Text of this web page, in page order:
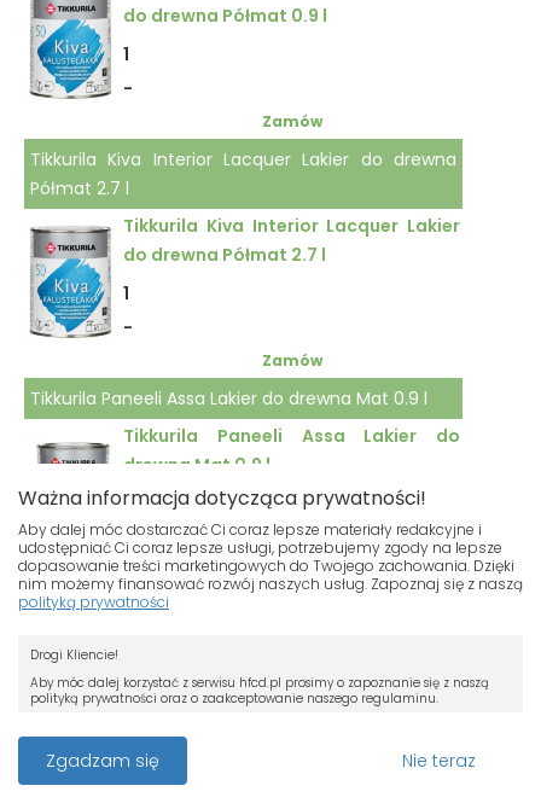
do drewna Półmat 0.9 l
1
-
Zamów
Tikkurila Kiva Interior Lacquer Lakier do drewna
Półmat 2.7 l
Tikkurila Kiva Interior Lacquer Lakier
do drewna Półmat 2.7 l
1
-
Zamów
Tikkurila Paneeli Assa Lakier do drewna Mat 0.9 l
Tikkurila Paneeli Assa Lakier do
drewna Mat 0.9 l
1
-
Zamów
Tikkurila Paneeli Assa Lakier do drewna Mat 2.7 l
drewna Mat 2.7 l
zapisywane na Twoim dysku zmień
ustawienia swojej przeglądarki.
Przeczytaj więcej o cookies
Ważna informacja dotycząca prywatności!
Aby dalej móc dostarczać Ci coraz lepsze materiały redakcyjne i
udostępniać Ci coraz lepsze usługi, potrzebujemy zgody na lepsze
dopasowanie treści marketingowych do Twojego zachowania. Dzięki
nim możemy finansować rozwój naszych usług. Zapoznaj się z naszą
polityką prywatności
Drogi Kliencie!
Aby móc dalej korzystać z serwisu hfcd.pl prosimy o zapoznanie się z naszą
polityką prywatności oraz o zaakceptowanie naszego regulaminu.
Z dniem 25 maja 2018 r. rozpoczyna obowiązywanie Rozporządzenie
Parlamentu Europejskiego i Rady (UE) 2016/679 z dnia 27 kwietnia 2016 r. w
sprawie ochrony osób fizycznych w związku z przetwarzaniem danych
Zgadzam się Nie teraz